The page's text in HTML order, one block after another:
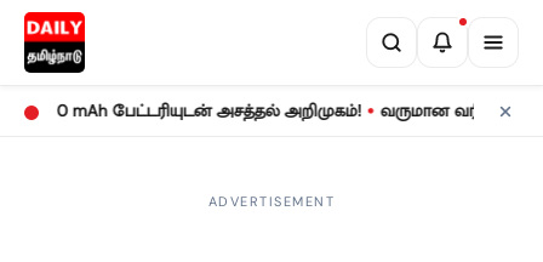
mAh பேட்டரியுடன் அசத்தல் அறிமுகம்! • வருமான வரிக் கணக்குத்
ADVERTISEMENT